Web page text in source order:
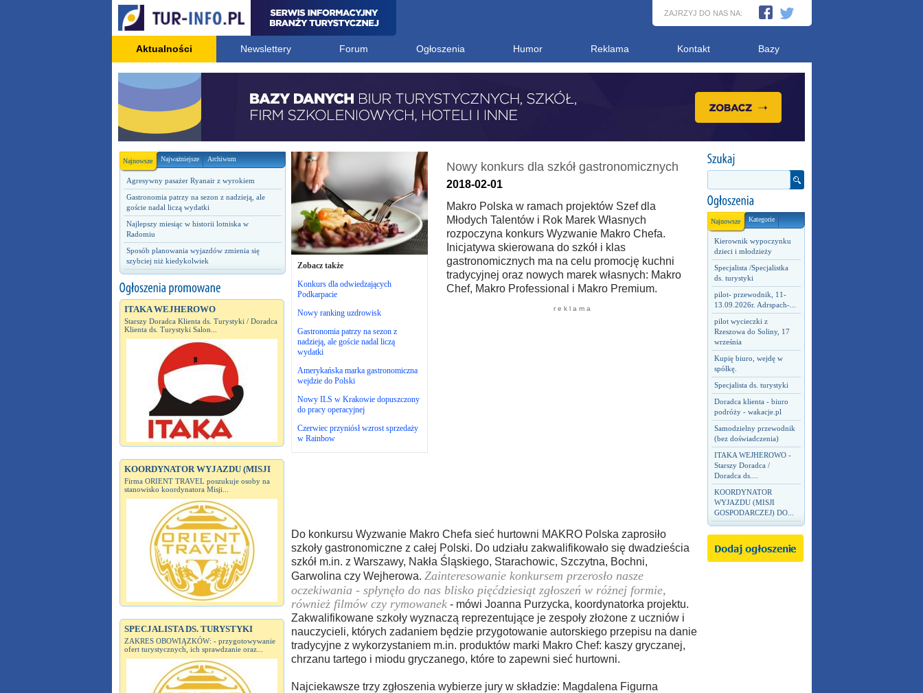
ZAJRZYJ DO NAS NA:
Aktualności Newslettery Forum Ogłoszenia Humor Reklama Kontakt Bazy
Najnowsze Najważniejsze Archiwum
Agresywny pasażer Ryanair z wyrokiem
Gastronomia patrzy na sezon z nadzieją, ale
goście nadal liczą wydatki
Najlepszy miesiąc w historii lotniska w
Radomiu
Sposób planowania wyjazdów zmienia się
szybciej niż kiedykolwiek
ITAKA WEJHEROWO
Starszy Doradca Klienta ds. Turystyki / Doradca
Klienta ds. Turystyki Salon...
KOORDYNATOR WYJAZDU (MISJI
Firma ORIENT TRAVEL poszukuje osoby na
stanowisko koordynatora Misji...
SPECJALISTA DS. TURYSTYKI
ZAKRES OBOWIĄZKÓW: - przygotowywanie
ofert turystycznych, ich sprawdzanie oraz...
Najnowsze Kategorie
Kierownik wypoczynku
dzieci i młodzieży
Specjalista /Specjalistka
ds. turystyki
pilot- przewodnik, 11-
13.09.2026r. Adrspach-...
pilot wycieczki z
Rzeszowa do Soliny, 17
września
Kupię biuro, wejdę w
spółkę.
Specjalista ds. turystyki
Doradca klienta - biuro
podróży - wakacje.pl
Samodzielny przewodnik
(bez doświadczenia)
ITAKA WEJHEROWO -
Starszy Doradca /
Doradca ds....
KOORDYNATOR
WYJAZDU (MISJI
GOSPODARCZEJ) DO...
Zobacz także
Konkurs dla odwiedzających
Podkarpacie
Nowy ranking uzdrowisk
Gastronomia patrzy na sezon z
nadzieją, ale goście nadal liczą
wydatki
Amerykańska marka gastronomiczna
wejdzie do Polski
Nowy ILS w Krakowie dopuszczony
do pracy operacyjnej
Czerwiec przyniósł wzrost sprzedaży
w Rainbow
Nowy konkurs dla szkół gastronomicznych
2018-02-01
Makro Polska w ramach projektów Szef dla
Młodych Talentów i Rok Marek Własnych
rozpoczyna konkurs Wyzwanie Makro Chefa.
Inicjatywa skierowana do szkół i klas
gastronomicznych ma na celu promocję kuchni
tradycyjnej oraz nowych marek własnych: Makro
Chef, Makro Professional i Makro Premium.
r e k l a m a
Do konkursu Wyzwanie Makro Chefa sieć hurtowni MAKRO Polska zaprosiło
szkoły gastronomiczne z całej Polski. Do udziału zakwalifikowało się dwadzieścia
szkół m.in. z Warszawy, Nakła Śląskiego, Starachowic, Szczytna, Bochni,
Garwolina czy Wejherowa. Zainteresowanie konkursem przerosło nasze
oczekiwania - spłynęło do nas blisko pięćdziesiąt zgłoszeń w różnej formie,
również filmów czy rymowanek- mówi Joanna Purzycka, koordynatorka projektu.
Zakwalifikowane szkoły wyznaczą reprezentujące je zespoły złożone z uczniów i
nauczycieli, których zadaniem będzie przygotowanie autorskiego przepisu na danie
tradycyjne z wykorzystaniem m.in. produktów marki Makro Chef: kaszy gryczanej,
chrzanu tartego i miodu gryczanego, które to zapewni sieć hurtowni.
Najciekawsze trzy zgłoszenia wybierze jury w składzie: Magdalena Figurna